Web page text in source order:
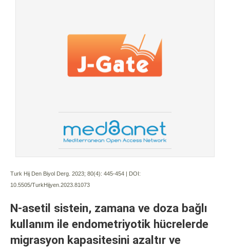
Turk Hij Den Biyol Derg. 2023; 80(4): 445-454 | DOI:
10.5505/TurkHijyen.2023.81073
N-asetil sistein, zamana ve doza bağlı
kullanım ile endometriyotik hücrelerde
migrasyon kapasitesini azaltır ve